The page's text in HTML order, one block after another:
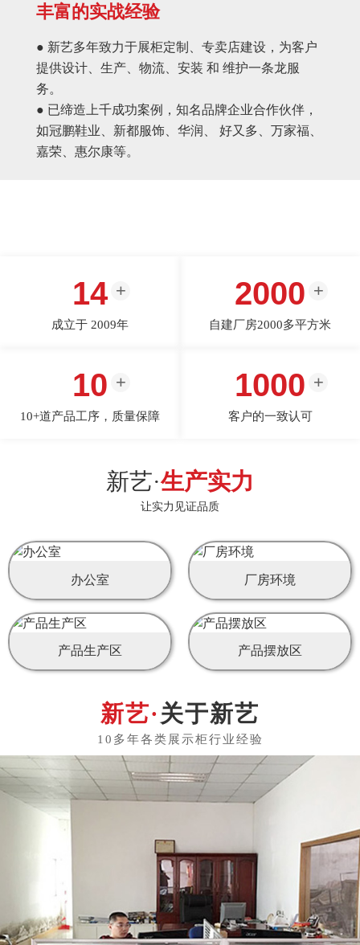
丰富的实战经验
● 新艺多年致力于展柜定制、专卖店建设，为客户
提供设计、生产、物流、安装 和 维护一条龙服
务。
● 已缔造上千成功案例，知名品牌企业合作伙伴，
如冠鹏鞋业、新都服饰、华润、 好又多、万家福、
嘉荣、惠尔康等。
14
成立于 2009年
2000
自建厂房2000多平方米
10
10+道产品工序，质量保障
1000
客户的一致认可
新艺·生产实力
让实力见证品质
办公室 厂房环境
产品生产区 产品摆放区
关于新艺